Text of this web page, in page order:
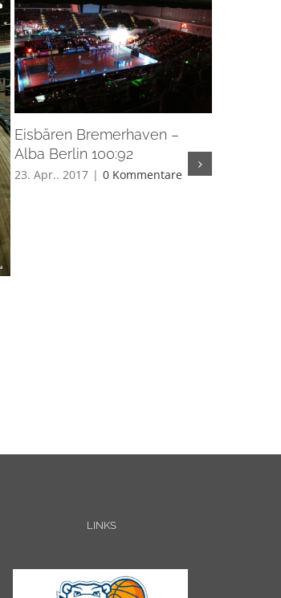
Eisbären Bremerhaven –
Alba Berlin 100:92
23. Apr.. 2017 | 0 Kommentare
LINKS